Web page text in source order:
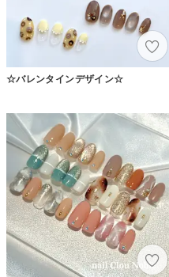
☆バレンタインデザイン☆